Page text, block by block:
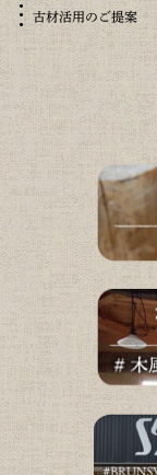
古材活用のご提案